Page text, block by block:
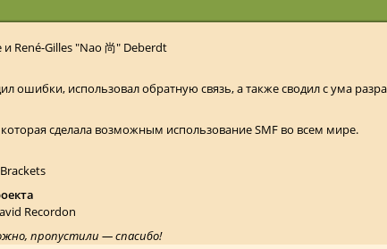
René-Gilles "Nao 尚" Deberdt
ошибки, использовал обратную связь, а также сводил с ума
сделала возможным использование SMF во всем мире.
Recordon
пропустили — спасибо!